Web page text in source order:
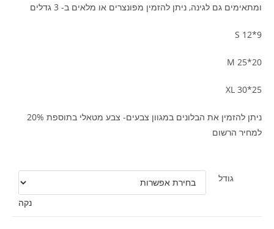
ומתאימים גם לגינה, ניתן להזמין מפונצרים או מלאים ב- 3 גדלים
S 12*9
M 25*20
XL 30*25
ניתן להזמין את הבלונים במגוון צבעים- צבע מטאלי בתוספת 20%
למחיר הרשום
גודל
נקה